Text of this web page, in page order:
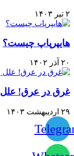
۲ تیر ۱۴۰۳
هایپرپاپ چیست؟
۲۰ آذر ۱۴۰۲
غرق در عرق! علل
۲۹ اردیبهشت ۱۴۰۳